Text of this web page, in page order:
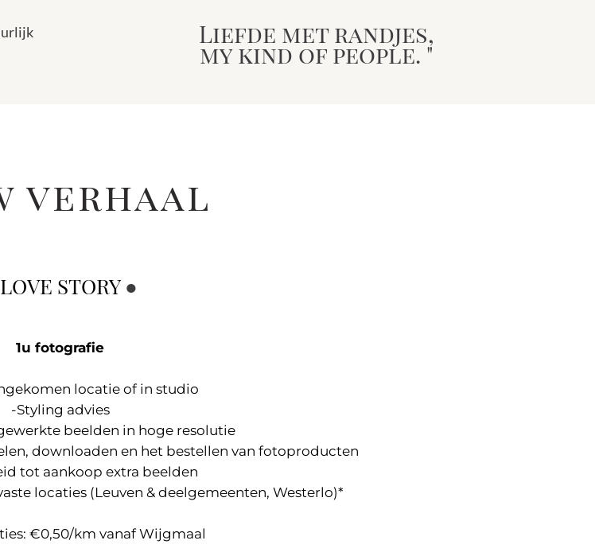
Liefde met randjes,
my kind of people. "
verhaal
LOVE STORY●
1u fotografie
locatie of in studio
-Styling advies
beelden in hoge resolutie
downloaden en het bestellen van fotoproducten
tot aankoop extra beelden
locaties (Leuven & deelgemeenten, Westerlo)*
€0,50/km vanaf Wijgmaal